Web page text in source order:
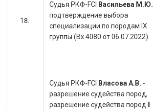
Судья РКФ-FCI Васильева М.Ю.
подтверждение выбора
специализации по породам IX
группы (Вх.4080 от 06.07.2022).
Судья РКФ-FCI Власова А.В. -
разрешение судейства пород,
разрешение судейства пород II